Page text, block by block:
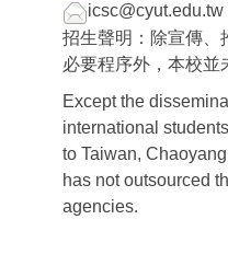
icsc@cyut.edu.tw
招生聲明：除宣傳、
必要程序外，本校並
Except the
international
to Taiwan,
has not outsourced
agencies.